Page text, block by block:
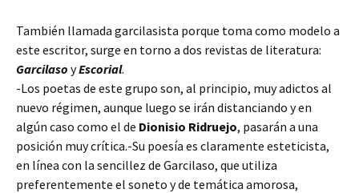
También llamada garcilasista porque toma como modelo a
este escritor, surge en torno a dos revistas de literatura:
Garcilaso yEscorial.
-Los poetas de este grupo son, al principio, muy adictos al
nuevo régimen, aunque luego se irán distanciando y en
algún caso como el de Dionisio Ridruejo, pasarán a una
posición muy crítica.-Su poesía es claramente esteticista,
en línea con la sencillez de Garcilaso, que utiliza
preferentemente el soneto y de temática amorosa,